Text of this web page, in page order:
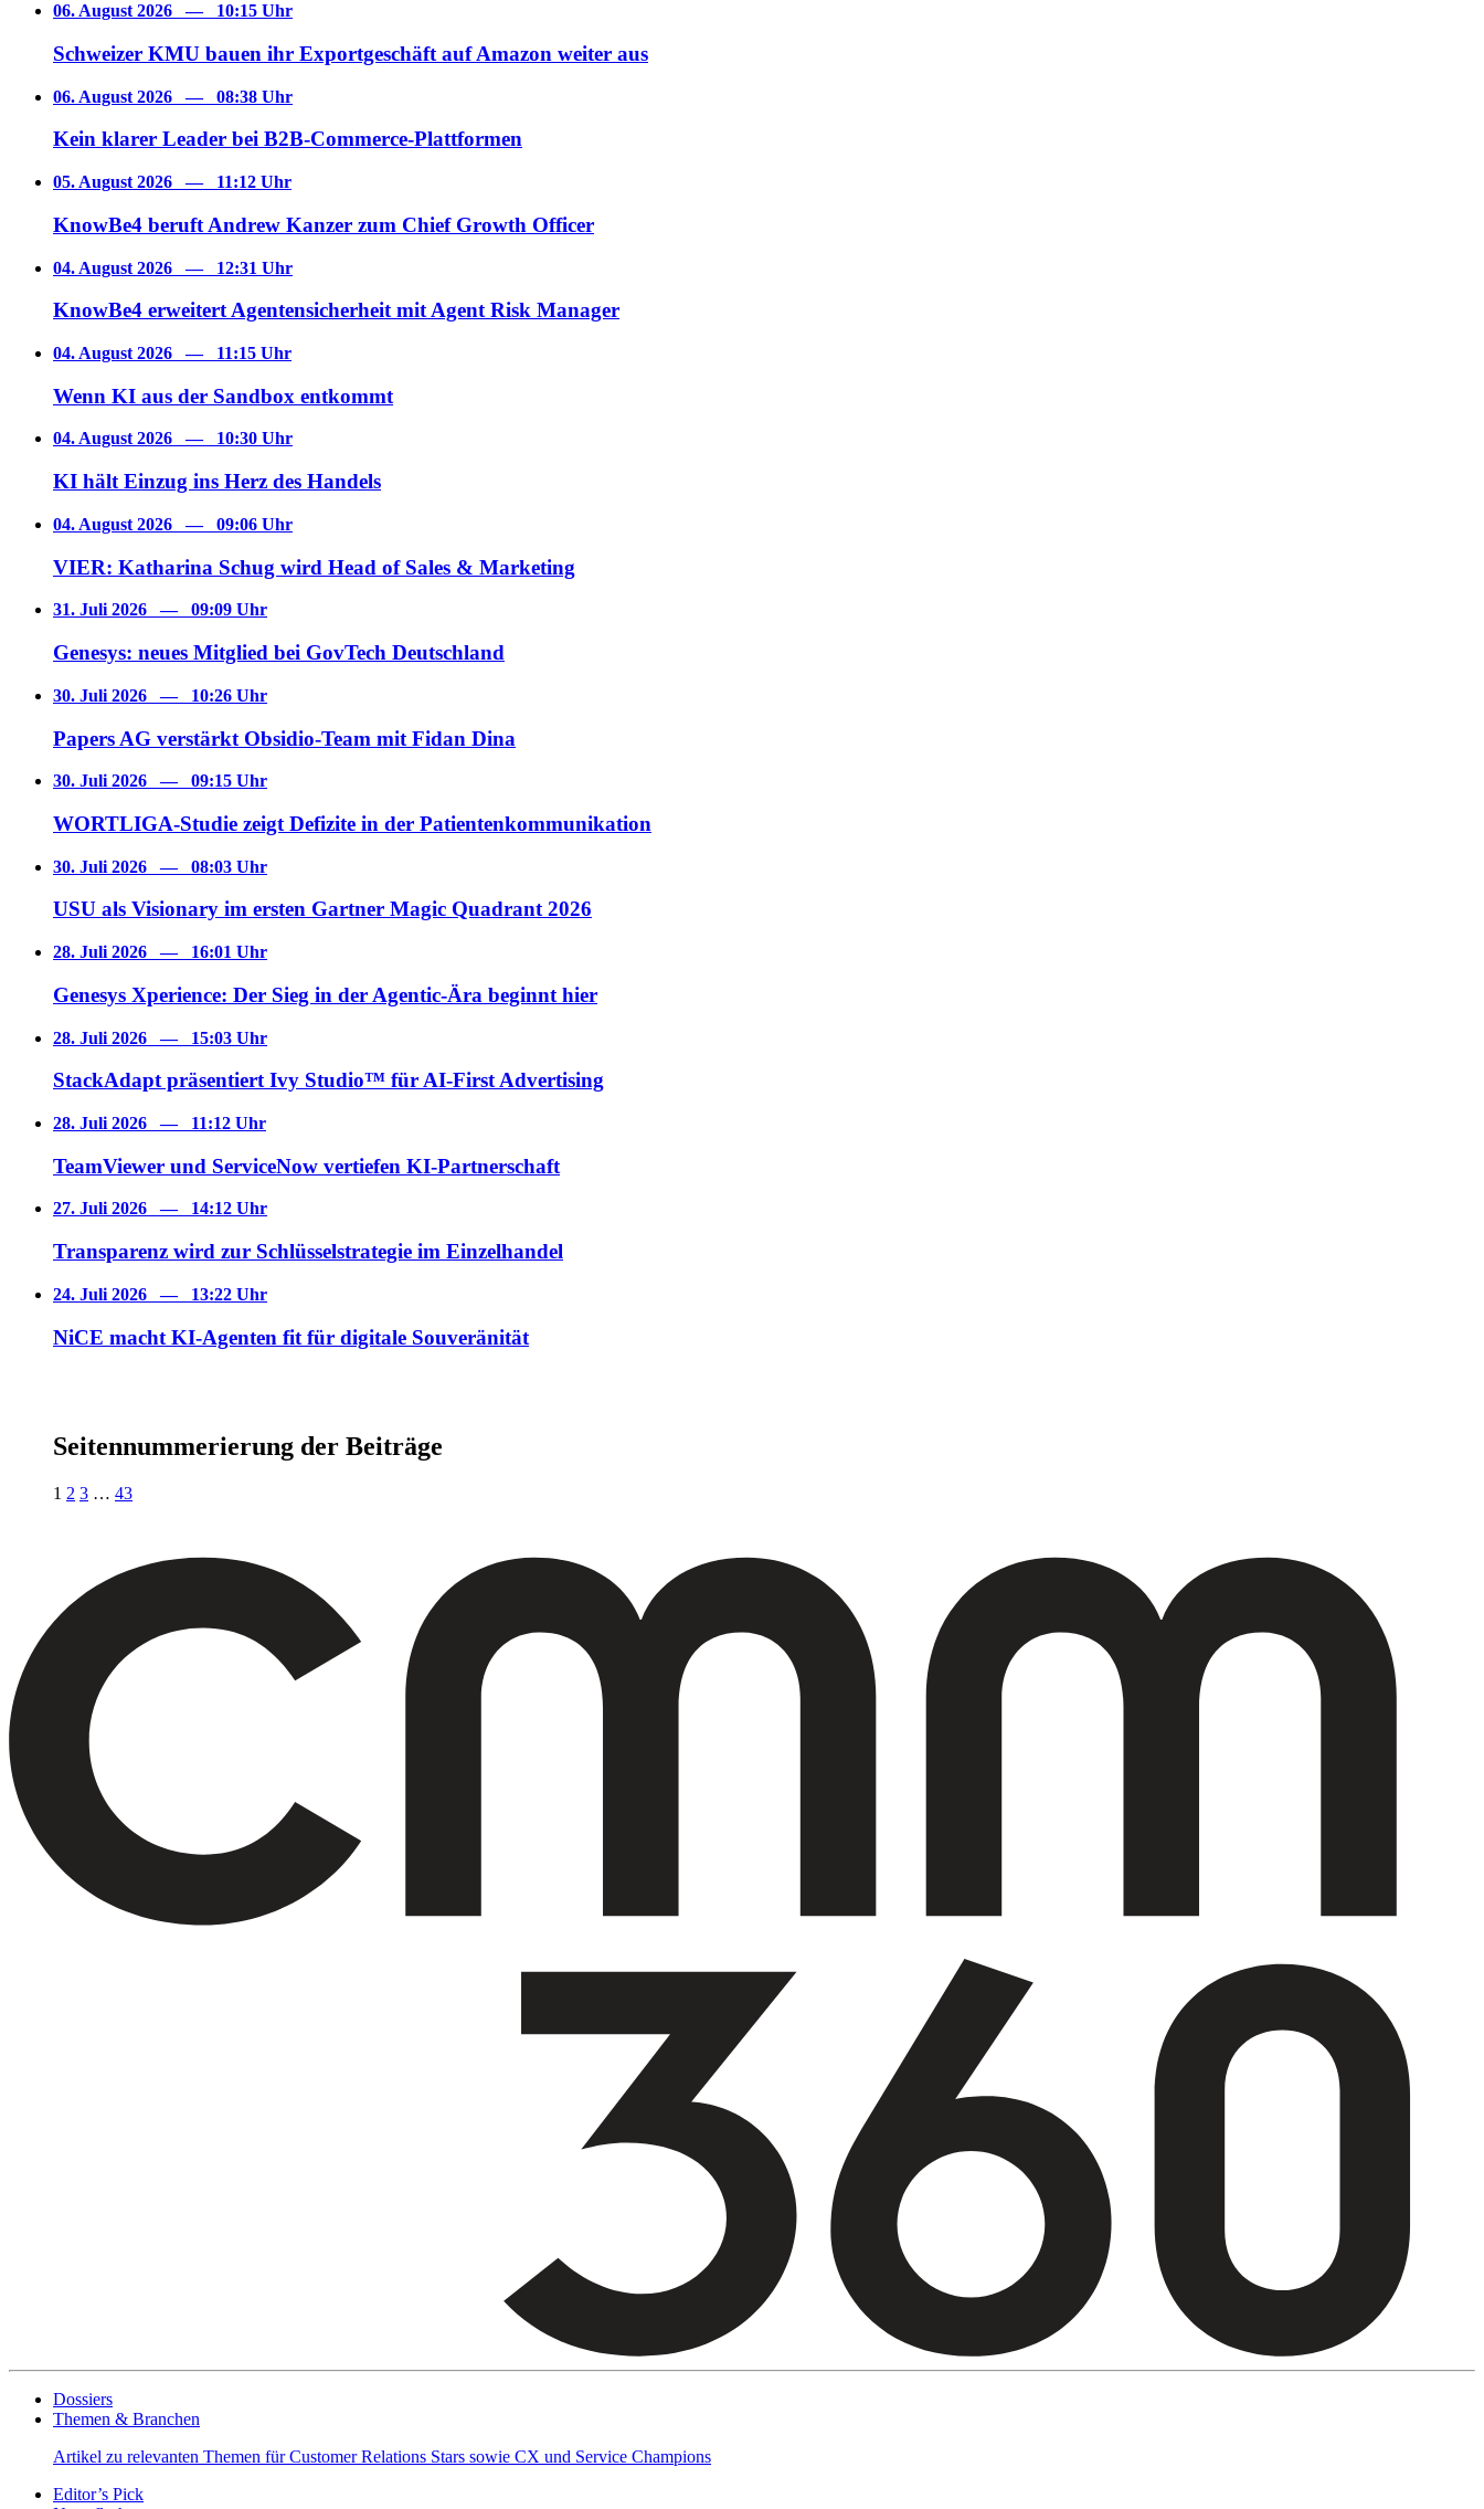
06. August 2026 — 10:15 Uhr
Schweizer KMU bauen ihr Exportgeschäft auf Amazon weiter aus
06. August 2026 — 08:38 Uhr
Kein klarer Leader bei B2B-Commerce-Plattformen
05. August 2026 — 11:12 Uhr
KnowBe4 beruft Andrew Kanzer zum Chief Growth Officer
04. August 2026 — 12:31 Uhr
KnowBe4 erweitert Agentensicherheit mit Agent Risk Manager
04. August 2026 — 11:15 Uhr
Wenn KI aus der Sandbox entkommt
04. August 2026 — 10:30 Uhr
KI hält Einzug ins Herz des Handels
04. August 2026 — 09:06 Uhr
VIER: Katharina Schug wird Head of Sales & Marketing
31. Juli 2026 — 09:09 Uhr
Genesys: neues Mitglied bei GovTech Deutschland
30. Juli 2026 — 10:26 Uhr
Papers AG verstärkt Obsidio-Team mit Fidan Dina
30. Juli 2026 — 09:15 Uhr
WORTLIGA-Studie zeigt Defizite in der Patientenkommunikation
30. Juli 2026 — 08:03 Uhr
USU als Visionary im ersten Gartner Magic Quadrant 2026
28. Juli 2026 — 16:01 Uhr
Genesys Xperience: Der Sieg in der Agentic-Ära beginnt hier
28. Juli 2026 — 15:03 Uhr
StackAdapt präsentiert Ivy Studio™ für AI-First Advertising
28. Juli 2026 — 11:12 Uhr
TeamViewer und ServiceNow vertiefen KI-Partnerschaft
27. Juli 2026 — 14:12 Uhr
Transparenz wird zur Schlüsselstrategie im Einzelhandel
24. Juli 2026 — 13:22 Uhr
NiCE macht KI-Agenten fit für digitale Souveränität
Seitennummerierung der Beiträge
1 2 3 … 43
Dossiers
Themen & Branchen
Artikel zu relevanten Themen für Customer Relations Stars sowie CX und Service Champions
Editor’s Pick